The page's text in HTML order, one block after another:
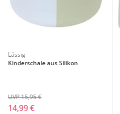
Lässig
Kinderschale aus Silikon
14,99 €
UVP 15,95 €